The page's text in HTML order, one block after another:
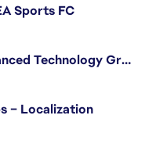
Sports FC
Senior Software Engineer - Advanced Technology Group
– Localization